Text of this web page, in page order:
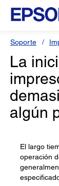
Soporte
La
algún
El largo
operación